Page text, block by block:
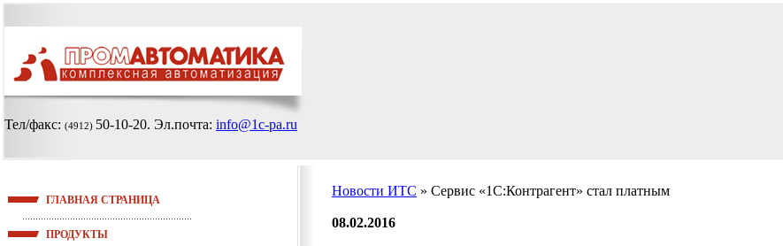
Тел/факс: (4912) 50-10-20. Эл.почта: info@1c-pa.ru
ГЛАВНАЯ СТРАНИЦА
ПРОДУКТЫ
Новости ИТС » Сервис «1С:Контрагент» стал платным
08.02.2016